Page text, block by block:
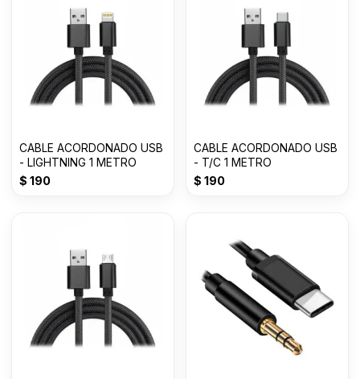
CABLE ACORDONADO USB
- LIGHTNING 1 METRO
$ 190
CABLE ACORDONADO USB
- T/C 1 METRO
$ 190